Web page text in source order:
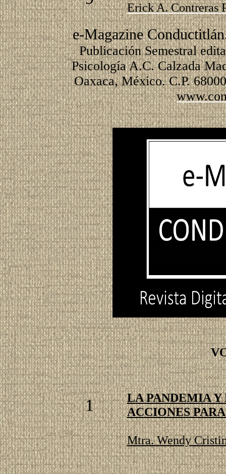
Erick A. Contreras
e-Magazine
Publicación Semestral
Psicología A.C. Calzada
Oaxaca, México. C.P.
1
LA PANDEMIA
ACCIONES
Mtra. Wendy